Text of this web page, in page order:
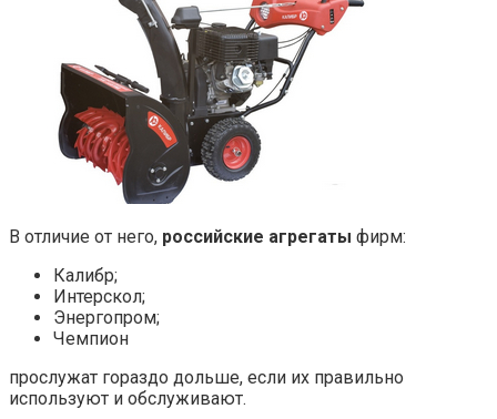
В отличие от него, российские агрегаты фирм:
Калибр;
Интерскол;
Энергопром;
Чемпион
прослужат гораздо дольше, если их правильно
используют и обслуживают.